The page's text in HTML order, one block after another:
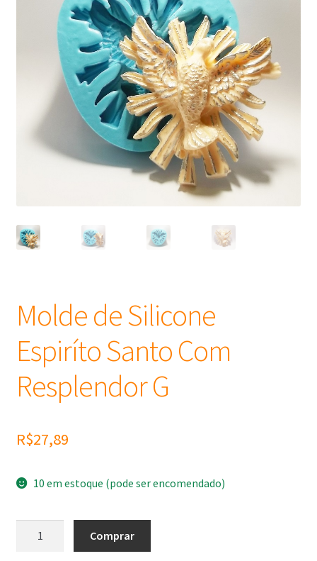
Matéria Prima
Corante, Pigmento e Óxido
Óleos
Molde de Silicone
Espiríto Santo Com
Resplendor G
R$27,89
10 em estoque (pode ser encomendado)
Comprar